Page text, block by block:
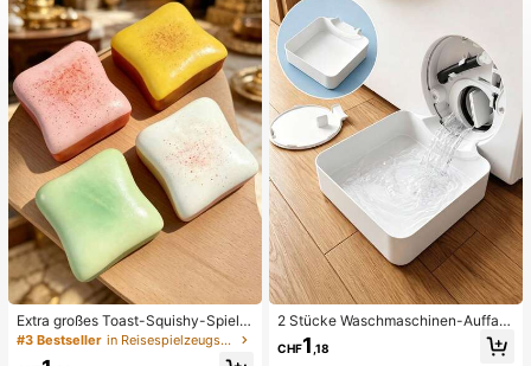
Extra großes Toast-Squishy-Spielz
eug, superweiches Buttertoast-Stre
ssabbau-Drückspielzeug, erhältlich
#3 Bestseller in Reisespielzeugset Quetschspielzeug für Teenager
2 Stücke Waschmaschinen-Auffan
gwanne Tropfschale, wasserdichte
Bodenschutzmatte für Waschraum,
CHF1 ,18